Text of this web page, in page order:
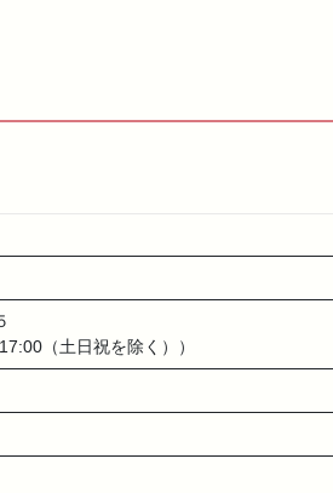
（土日祝を除く））